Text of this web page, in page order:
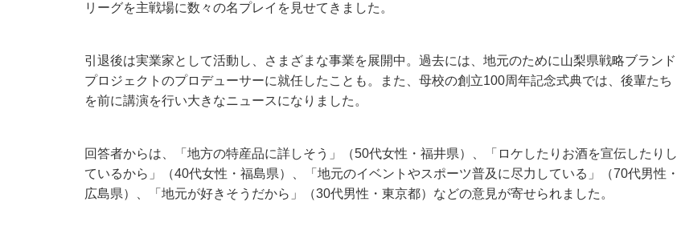
リーグを主戦場に数々の名プレイを見せてきました。
引退後は実業家として活動し、さまざまな事業を展開中。過去には、地元のために山梨県戦略ブランド
プロジェクトのプロデューサーに就任したことも。また、母校の創立100周年記念式典では、後輩たち
を前に講演を行い大きなニュースになりました。
回答者からは、「地方の特産品に詳しそう」（50代女性・福井県）、「ロケしたりお酒を宣伝したりし
ているから」（40代女性・福島県）、「地元のイベントやスポーツ普及に尽力している」（70代男性・
広島県）、「地元が好きそうだから」（30代男性・東京都）などの意見が寄せられました。